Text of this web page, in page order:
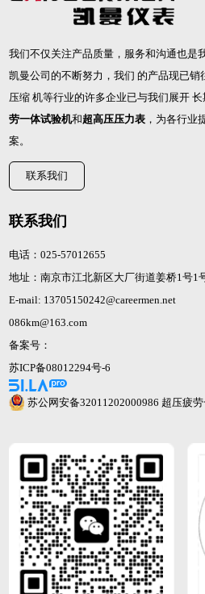
我们不仅关注产品质量，服务和沟通也是
凯曼公司的不断努力，我们 的产品现已销
压缩 机等行业的许多企业已与我们展开
劳一体试验机和超高压压力表 ，为各行业
案。
联系我们
联系我们
电话：025-57012655
地址：南京市江北新区大厂街道姜桥1号1
E-mail: 13705150242@careermen.net
086km@163.com
备案号：
苏ICP备08012294号-6
苏公网安备32011202000986 超压疲